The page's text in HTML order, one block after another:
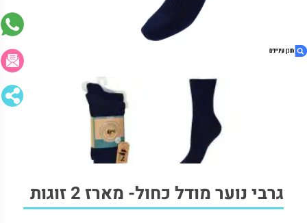
גרבי נוער מודל כחול- מארז 2 זוגות